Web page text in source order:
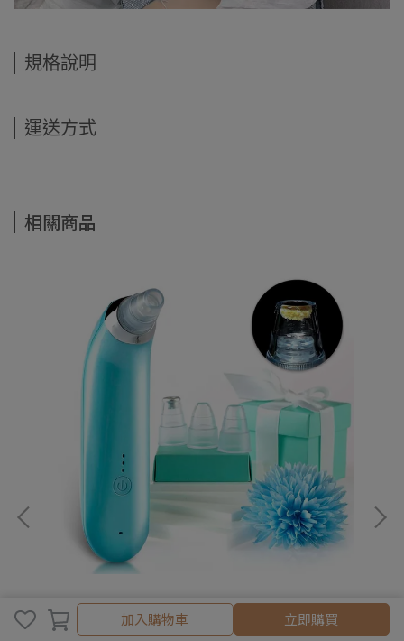
加入購物車
加入購物車 立即購買
規格說明
運送方式
相關商品